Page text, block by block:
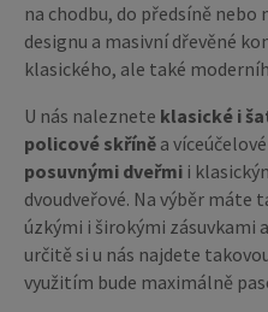
na chodbu, do předsíně nebo
designu a masivní dřevěné
klasického, ale také
U nás naleznete klasické i
policové skříně a
posuvnými dveřmi i
dvoudveřové. Na výběr máte
úzkými i širokými zásuvkami
určitě si u nás najdete
využitím bude maximálně